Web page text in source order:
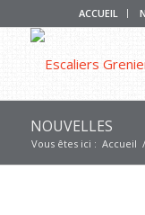
ACCUEIL
NOUVELLES
Vous êtes ici : Accueil /